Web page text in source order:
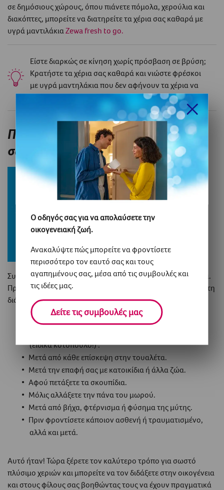
σε δημόσιους χώρους, όπου πιάνετε πόμολα, χερούλια και
διακόπτες, μπορείτε να διατηρείτε τα χέρια σας καθαρά με
υγρά μαντιλάκια Zewa fresh to go.
Είστε διαρκώς σε κίνηση χωρίς πρόσβαση σε βρύση;
Κρατήστε τα χέρια σας καθαρά και νιώστε φρέσκοι
με υγρά μαντηλάκια που δεν αφήνουν τα χέρια να
κολλάνε, όπως ταZewa.
Πότε πρέπει να πλένετε τα χέρια
σας;
Συχνό πλύσιμο των χεριών σημαίνει περισσότερη ασφάλεια.
Πρέπει να πλένετε σωστά τα χέρια σας αρκετές φορές κατά τη
διάρκεια της ημέρας. Για παράδειγμα:
Πριν φάτε ή πριν σερβίρετε το φαγητό.
(ειδικά κοτόπουλο!) .
Μετά από κάθε επίσκεψη στην τουαλέτα.
Μετά την επαφή σας με κατοικίδια ή άλλα ζώα.
Αφού πετάξετε τα σκουπίδια.
Μόλις αλλάξετε την πάνα του μωρού.
Μετά από βήχα, φτέρνισμα ή φύσημα της μύτης.
Πριν φροντίσετε κάποιον ασθενή ή τραυματισμένο,
αλλά και μετά.
Αυτό ήταν! Τώρα ξέρετε τον καλύτερο τρόπο για σωστό
πλύσιμο χεριών και μπορείτε να τον διδάξετε στην οικογένεια
και στους φίλους σας βοηθώντας τους να έχουν πραγματικά
Ο οδηγός σας για να απολαύσετε την
οικογενειακή ζωή.
Ανακαλύψτε πώς μπορείτε να φροντίσετε
περισσότερο τον εαυτό σας και τους
αγαπημένους σας, μέσα από τις συμβουλές και
τις ιδέες μας.
Δείτε τις συμβουλές μας